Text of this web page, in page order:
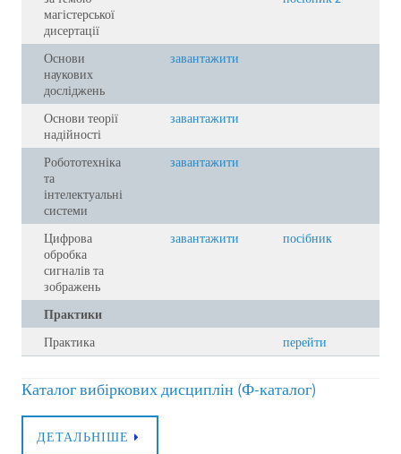
магістерської
дисертації
Основи
наукових
досліджень
завантажити
Основи теорії
надійності
завантажити
Робототехніка
та
інтелектуальні
системи
завантажити
Цифрова
обробка
сигналів та
зображень
завантажити посібник
Практики
Практика
перейти
Каталог вибіркових дисциплін (Ф-каталог)
ДЕТАЛЬНІШЕ